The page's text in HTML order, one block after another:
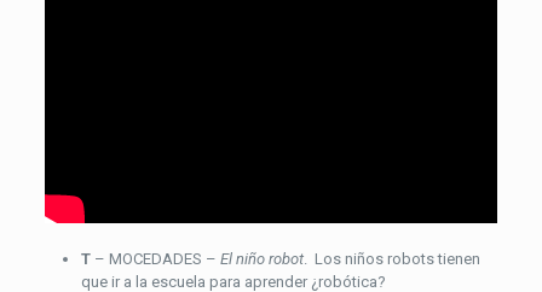
T – MOCEDADES – El niño robot. Los niños robots tienen
que ir a la escuela para aprender ¿robótica?